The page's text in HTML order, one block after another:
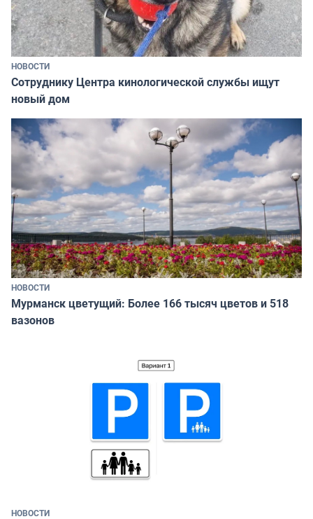
НОВОСТИ
Сотруднику Центра кинологической службы ищут
новый дом
НОВОСТИ
Мурманск цветущий: Более 166 тысяч цветов и 518
вазонов
НОВОСТИ